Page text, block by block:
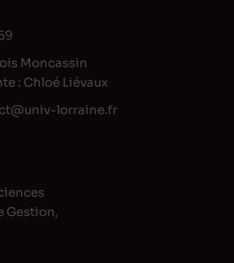
Moncassin
: Chloé Liévaux
lorraine.fr
Gestion,